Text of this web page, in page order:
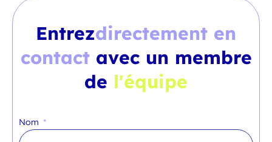
Entrezdirectement en
contact avec un membre
de l'équipe
Nom